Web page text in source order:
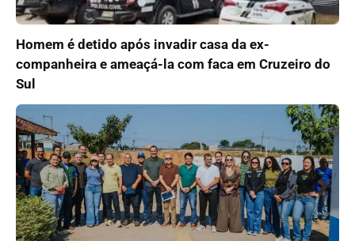
Homem é detido após invadir casa da ex-
companheira e ameaçá-la com faca em Cruzeiro do
Sul